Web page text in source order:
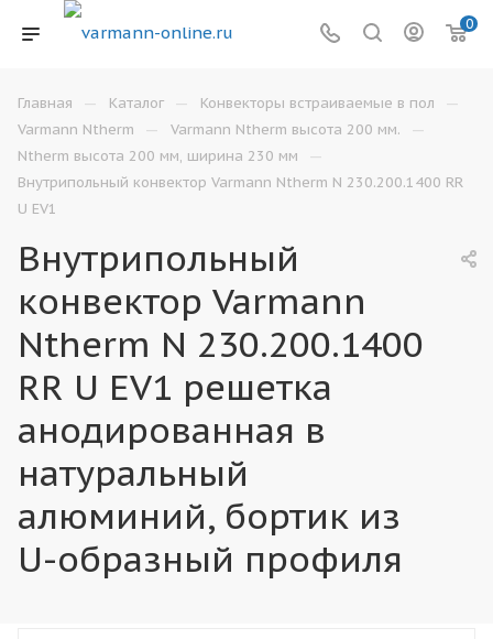
0
Главная — Каталог — Конвекторы встраиваемые в пол —
Varmann Ntherm — Varmann Ntherm высота 200 мм. —
Ntherm высота 200 мм, ширина 230 мм —
Внутрипольный конвектор Varmann Ntherm N 230.200.1400 RR
U EV1
Внутрипольный
конвектор Varmann
Ntherm N 230.200.1400
RR U EV1 решетка
анодированная в
натуральный
алюминий, бортик из
U-образный профиля